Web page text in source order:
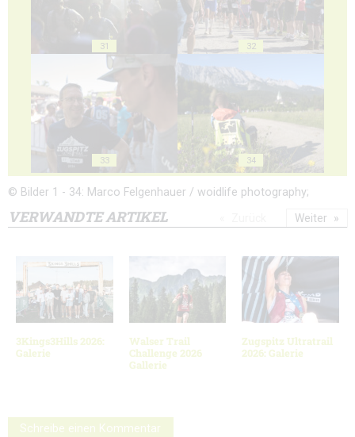
31 32
33 34
© Bilder 1 - 34: Marco Felgenhauer / woidlife photography;
VERWANDTE ARTIKEL
3Kings3Hills 2026:
Galerie
Walser Trail
Challenge 2026
Gallerie
Zugspitz Ultratrail
2026: Galerie
Weiter
Schreibe einen Kommentar